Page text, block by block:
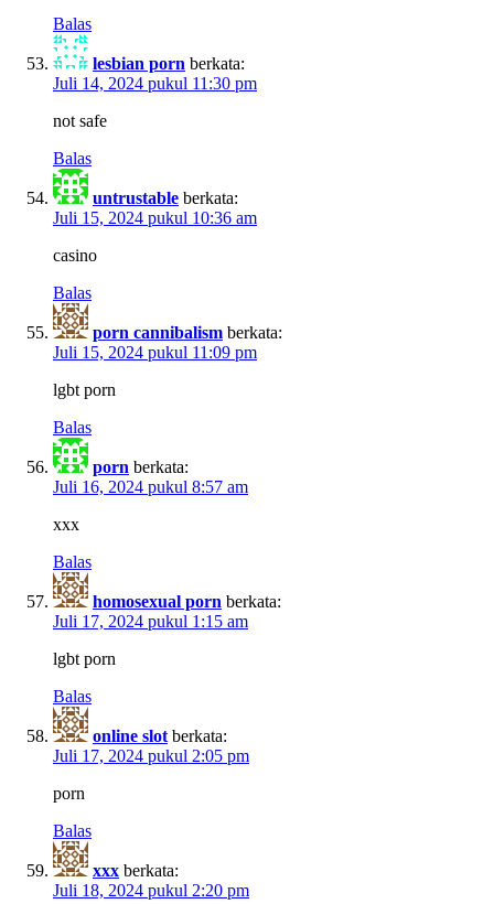
Balas
lesbian porn berkata:
Juli 14, 2024 pukul 11:30 pm
not safe
Balas
untrustable berkata:
Juli 15, 2024 pukul 10:36 am
casino
Balas
porn cannibalism berkata:
Juli 15, 2024 pukul 11:09 pm
lgbt porn
Balas
porn berkata:
Juli 16, 2024 pukul 8:57 am
xxx
Balas
homosexual porn berkata:
Juli 17, 2024 pukul 1:15 am
lgbt porn
Balas
online slot berkata:
Juli 17, 2024 pukul 2:05 pm
porn
Balas
xxx berkata:
Juli 18, 2024 pukul 2:20 pm